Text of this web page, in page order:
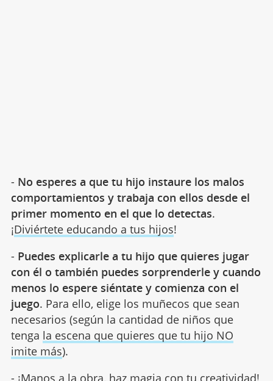
- No esperes a que tu hijo instaure los malos
comportamientos y trabaja con ellos desde el
primer momento en el que lo detectas.
¡Diviértete educando a tus hijos!
- Puedes explicarle a tu hijo que quieres jugar
con él o también puedes sorprenderle y cuando
menos lo espere siéntate y comienza con el
juego. Para ello, elige los muñecos que sean
necesarios (según la cantidad de niños que
tenga la escena que quieres que tu hijo NO
imite más).
- ¡Manos a la obra, haz magia con tu creatividad!